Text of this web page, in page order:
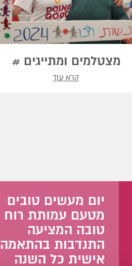
מצטלמים ומתייגים #
קרא עוד
יום מעשים טובים
מטעם עמותת רוח
טובה המציעה
התנדבות בהתאמה
אישית כל השנה